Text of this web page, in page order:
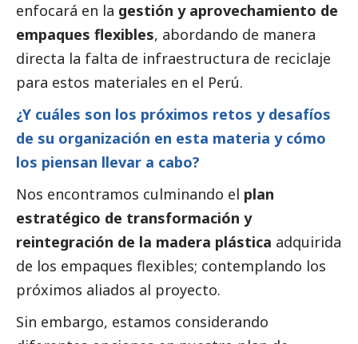
enfocará en la gestión y aprovechamiento de
empaques flexibles, abordando de manera
directa la falta de infraestructura de reciclaje
para estos materiales en el Perú.
¿Y cuáles son los próximos retos y desafíos
de su organización en esta materia y cómo
los piensan llevar a cabo?
Nos encontramos culminando el plan
estratégico de transformación y
reintegración de la madera plástica adquirida
de los empaques flexibles; contemplando los
próximos aliados al proyecto.
Sin embargo, estamos considerando